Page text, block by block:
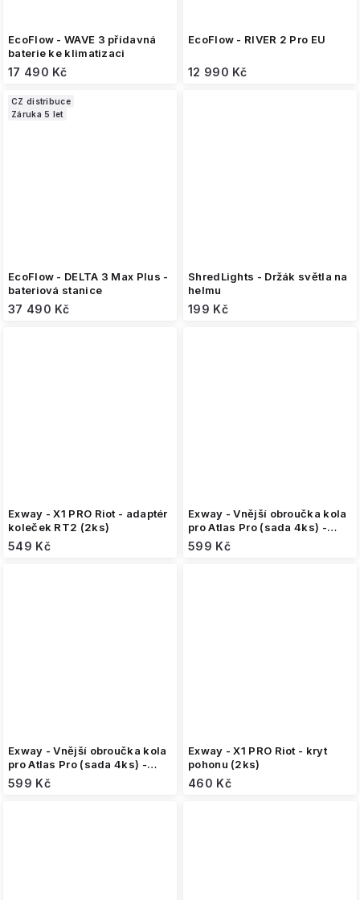
EcoFlow - WAVE 3 přídavná
baterie ke klimatizaci
17 490 Kč
EcoFlow - RIVER 2 Pro EU
12 990 Kč
CZ distribuce
Záruka 5 let
EcoFlow - DELTA 3 Max Plus -
bateriová stanice
37 490 Kč
ShredLights - Držák světla na
helmu
199 Kč
Exway - X1 PRO Riot - adaptér
koleček RT2 (2ks)
549 Kč
Exway - Vnější obroučka kola
pro Atlas Pro (sada 4ks) -
Stříbrná
599 Kč
Exway - Vnější obroučka kola
pro Atlas Pro (sada 4ks) -
Zelená
599 Kč
Exway - X1 PRO Riot - kryt
pohonu (2ks)
460 Kč